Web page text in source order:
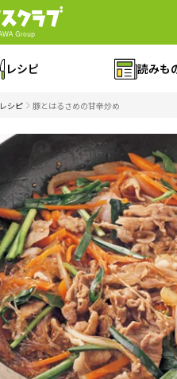
レシピ 読みも
レシピ 豚とはるさめの甘辛炒め